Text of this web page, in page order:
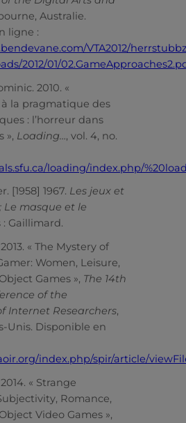
Australie.
ligne :
VTA2012/
2012/01/
2010. «
la pragmatique des
: l’horreur dans
», Loading…, vol. 4, no.
loading/index.php/
[1958] 1967. Les jeux et
Le masque et le
: Gaillimard.
« The Mystery of
Women, Leisure,
Games », The 14th
of the
Internet Researchers,
Unis. Disponible en
index.php/spir/article/
« Strange
Romance,
Video Games »,